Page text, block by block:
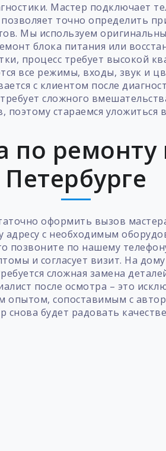
Мастер подключает
точно определить
Мы используем
блока питания или
процесс требует высокой
все режимы, входы, звук и
с клиентом после
сложного
поэтому стараемся уложиться
по
Петербурге
оформить вызов
с необходимым
позвоните по нашему
и согласует визит. На
сложная замена
после осмотра – это
сопоставимым с
снова будет радовать